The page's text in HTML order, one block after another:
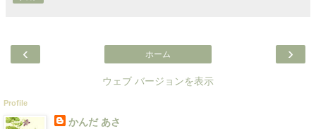
‹ ›
ホーム
ウェブ バージョンを表示
Profile
かんだ あさ